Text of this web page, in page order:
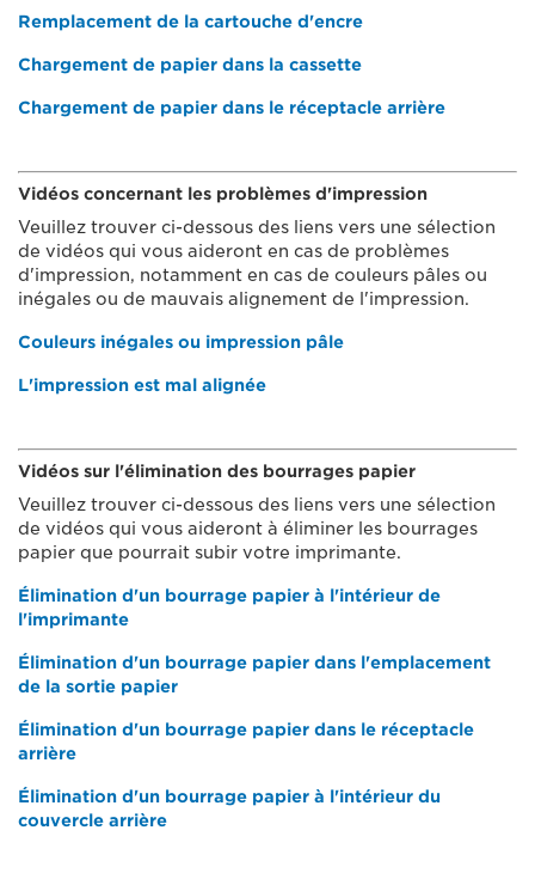
Remplacement de la cartouche d'encre
Chargement de papier dans la cassette
Chargement de papier dans le réceptacle arrière
Vidéos concernant les problèmes d'impression
Veuillez trouver ci-dessous des liens vers une sélection
de vidéos qui vous aideront en cas de problèmes
d'impression, notamment en cas de couleurs pâles ou
inégales ou de mauvais alignement de l'impression.
Couleurs inégales ou impression pâle
L'impression est mal alignée
Vidéos sur l'élimination des bourrages papier
Veuillez trouver ci-dessous des liens vers une sélection
de vidéos qui vous aideront à éliminer les bourrages
papier que pourrait subir votre imprimante.
Élimination d'un bourrage papier à l'intérieur de
l'imprimante
Élimination d'un bourrage papier dans l'emplacement
de la sortie papier
Élimination d'un bourrage papier dans le réceptacle
arrière
Élimination d'un bourrage papier à l'intérieur du
couvercle arrière